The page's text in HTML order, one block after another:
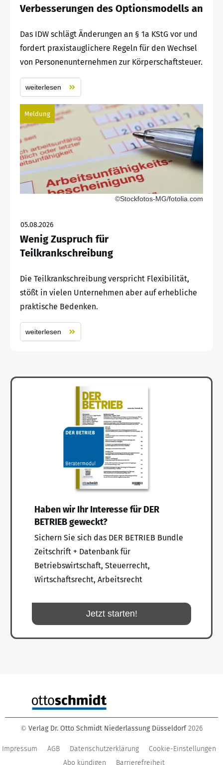
Verbesserungen des Optionsmodells an
Das IDW schlägt Änderungen an § 1a KStG vor und
fordert praxistauglichere Regeln für den Wechsel
von Personenunternehmen zur Körperschaftsteuer.
weiterlesen
Meldung
©Stockfotos-MG/fotolia.com
05.08.2026
Wenig Zuspruch für
Teilkrankschreibung
Die Teilkrankschreibung verspricht Flexibilität,
stößt in vielen Unternehmen aber auf erhebliche
praktische Bedenken.
weiterlesen
Haben wir Ihr Interesse für DER
BETRIEB geweckt?
Sichern Sie sich das DER BETRIEB Bundle
Zeitschrift + Datenbank für
Betriebswirtschaft, Steuerrecht,
Wirtschaftsrecht, Arbeitsrecht
Jetzt starten!
© Verlag Dr. Otto Schmidt Niederlassung Düsseldorf 2026
Impressum AGB Datenschutzerklärung
Cookie-Einstellungen
Abo kündigen
Barrierefreiheit